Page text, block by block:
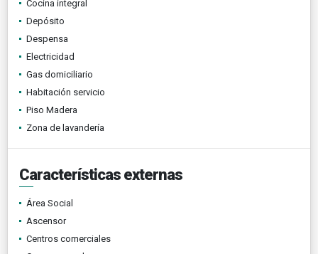
Cocina integral
Depósito
Despensa
Electricidad
Gas domiciliario
Habitación servicio
Piso Madera
Zona de lavandería
Características externas
Área Social
Ascensor
Centros comerciales